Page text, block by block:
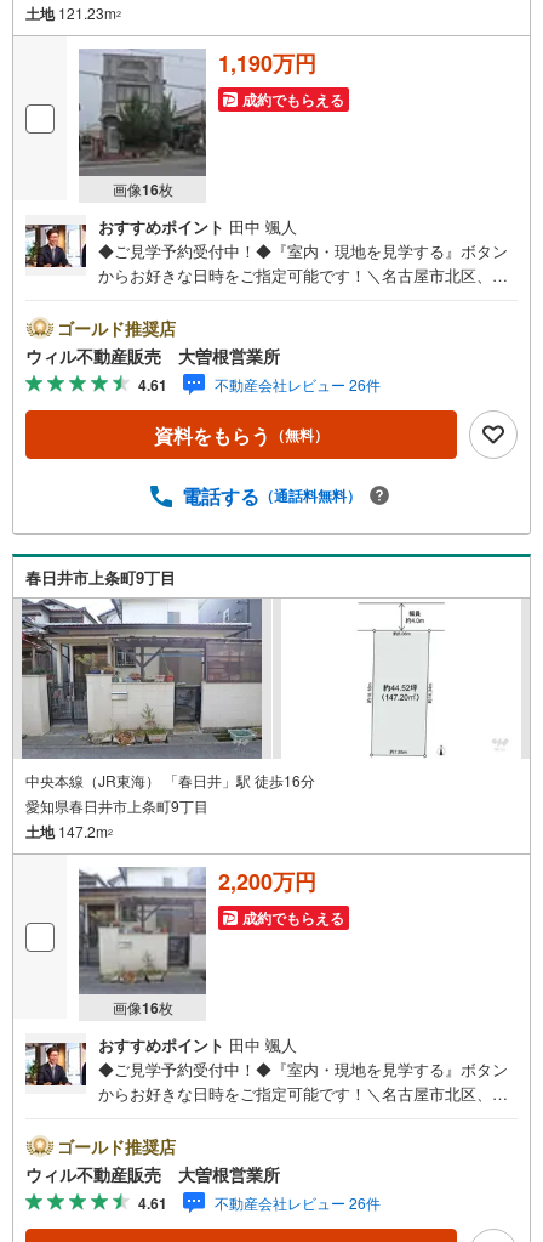
土地121.23m2
画像16枚
1,190万円
成約でもらえる
おすすめポイント 田中 颯人
◆ご見学予約受付中！◆『室内・現地を見学する』ボタン
からお好きな日時をご指定可能です！＼名古屋市北区、守
区、守山区の直接のご売却依頼を数多くいただいている不
動産仲介会社です。ネット上で分かる立地環境はもちろ
ん、過去にお任せいただいたお客様に現地の生の声をもと
に住戸環境を提案致します。＼平日のお住まい探しの方へ/
弊社では平日にご内覧・契約など平日にお住まい探しをさ
れるお客様にサービスをご用意しています。＼お仕事で忙
事前にご予約頂きましたら営業時間外でのご内覧もご対応
動産業者間で不動産情報が共有されているので、名古屋市
全域や、その他隣接エリアでもご内覧が可能です！ 【大曽
根営業所】○地下鉄名城線、JR中央線「大曽根」駅徒歩1分
○お子様が遊べるキッズスペースあり○定休日ございません
ゴールド推奨店
ウィル不動産販売 大曽根営業所
4.61 不動産会社レビュー 26件
資料をもらう （無料）
電話する （通話料無料）
春日井市上条町9丁目
中央本線（JR東海） 「春日井」駅 徒歩16分
愛知県春日井市上条町9丁目
土地147.2m2
画像16枚
2,200万円
成約でもらえる
おすすめポイント 田中 颯人
◆ご見学予約受付中！◆『室内・現地を見学する』ボタン
からお好きな日時をご指定可能です！＼名古屋市北区、守
区、守山区の直接のご売却依頼を数多くいただいている不
動産仲介会社です。ネット上で分かる立地環境はもちろ
ん、過去にお任せいただいたお客様に現地の生の声をもと
に住戸環境を提案致します。＼平日のお住まい探しの方へ/
ゴールド推奨店
ウィル不動産販売 大曽根営業所
4.61 不動産会社レビュー 26件